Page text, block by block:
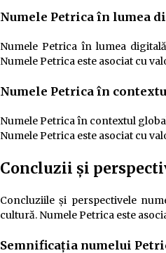
Numele Petrica în lumea
Numele Petrica în lumea
Numele Petrica este asociat cu
Numele Petrica în
Numele Petrica în contextul
Numele Petrica este asociat cu
Concluzii și
Concluziile și perspectivele
cultură. Numele Petrica este
Semnificația numelui